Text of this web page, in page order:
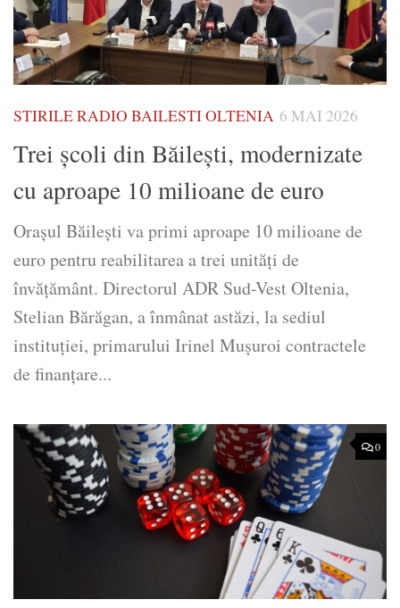
STIRILE RADIO BAILESTI OLTENIA 6 MAI 2026
Trei şcoli din Băileşti, modernizate
cu aproape 10 milioane de euro
Orașul Băilești va primi aproape 10 milioane de
euro pentru reabilitarea a trei unități de
învățământ. Directorul ADR Sud-Vest Oltenia,
Stelian Bărăgan, a înmânat astăzi, la sediul
instituției, primarului Irinel Mușuroi contractele
de finanțare...
0